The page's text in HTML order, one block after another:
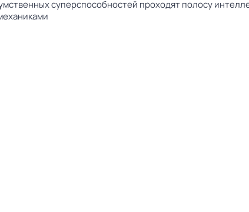
суперспособностей проходят полосу